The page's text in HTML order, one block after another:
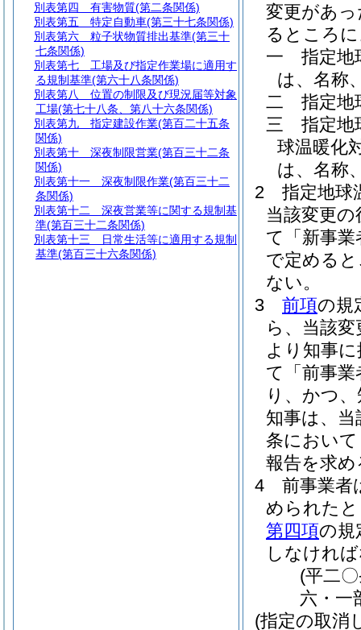
変更があ
るところ
一
指定地
は、名称
二
指定地
三
指定地
球温暖化
は、名称
2
指定地球
当該変更
て「新事
で定める
ない。
3
前項の規
ら、当該
より知事
て「前事
り、かつ
知事は、
条におい
報告を求
4
前事業者
められた
第四項の規
しなけれ
(平二
六・一
(指定の取消
別表第四 有害物質(第二条関係)
別表第五 特定自動車(第三十七条関係)
別表第六 粒子状物質排出基準(第三十
七条関係)
別表第七 工場及び指定作業場に適用す
る規制基準(第六十八条関係)
別表第八
位置の制限及び現況届等対象
工場(第七十八条、第八十六条関係)
別表第九 指定建設作業(第百二十五条
関係)
別表第十 深夜制限営業(第百三十二条
関係)
別表第十一 深夜制限作業(第百三十二
条関係)
別表第十二
深夜営業等に関する規制基
準(第百三十二条関係)
別表第十三 日常生活等に適用する規制
基準(第百三十六条関係)